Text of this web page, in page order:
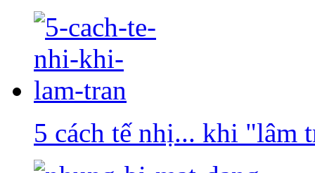
5 cách tế nhị... khi "lâm